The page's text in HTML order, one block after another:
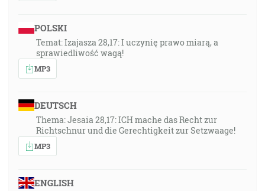
POLSKI
Temat: Izajasza 28,17: I uczynię prawo miarą, a
sprawiedliwość wagą!
MP3
DEUTSCH
Thema: Jesaia 28,17: ICH mache das Recht zur
Richtschnur und die Gerechtigkeit zur Setzwaage!
MP3
ENGLISH